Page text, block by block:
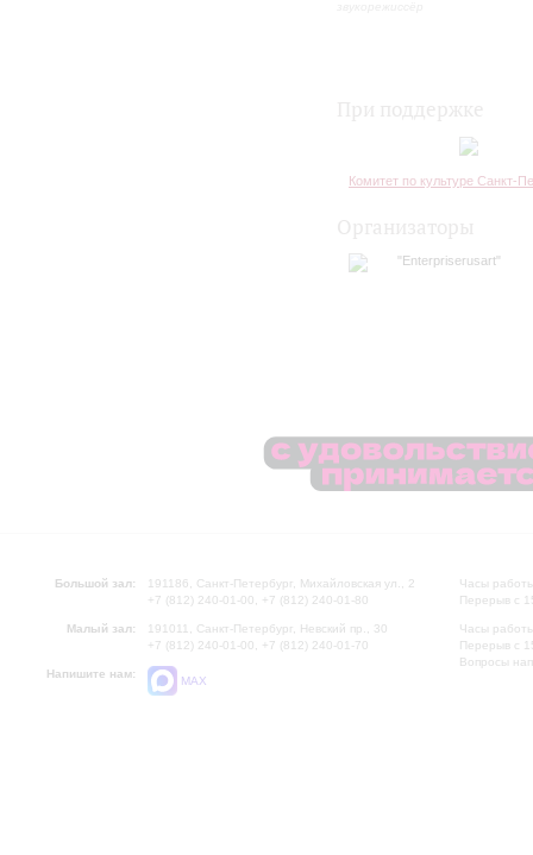
Комитет по культуре Санкт-
"Enterpriserusart"
Большой зал:
191186, Санкт-Петербург, Михайловская ул., 2
+7 (812) 240-01-00, +7 (812) 240-01-80
Малый зал:
191011, Санкт-Петербург, Невский пр., 30
+7 (812) 240-01-00, +7 (812) 240-01-70
Напишите нам:
MAX
Часы
Перерыв с
Часы
Перерыв с
Вопросы